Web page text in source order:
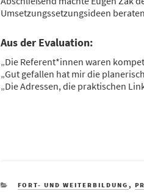
Umsetzungssetzungsideen
Aus der Evaluation:
„Die Referent*innen waren
„Gut gefallen hat mir die
„Die Adressen, die praktischen
KATEGORIEN
FORT- UND WEITERBILDUNG ,